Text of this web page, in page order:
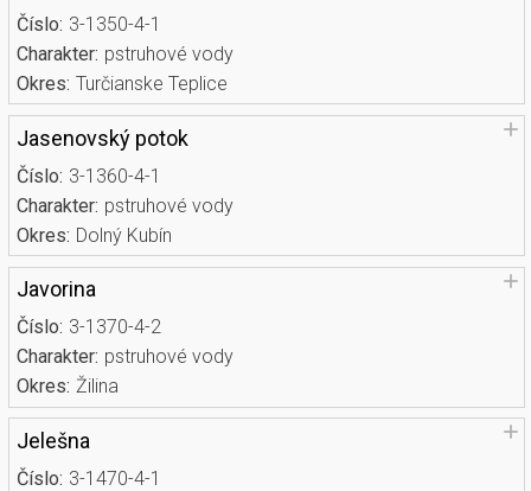
Číslo: 3-1350-4-1
Charakter: pstruhové vody
Okres: Turčianske Teplice
Jasenovský potok
Číslo: 3-1360-4-1
Charakter: pstruhové vody
Okres: Dolný Kubín
Javorina
Číslo: 3-1370-4-2
Charakter: pstruhové vody
Okres: Žilina
Jelešna
Číslo: 3-1470-4-1